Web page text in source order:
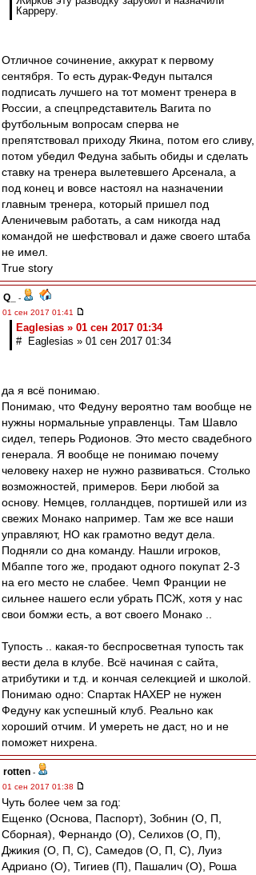
Карреру.
Отличное сочинение, аккурат к первому
сентября. То есть дурак-Федун пытался
подписать лучшего на тот момент тренера в
России, а спецпредставитель Вагита по
футбольным вопросам сперва не
препятствовал приходу Якина, потом его сливу,
потом убедил Федуна забыть обиды и сделать
ставку на тренера вылетевшего Арсенала, а
под конец и вовсе настоял на назначении
главным тренера, который пришел под
Аленичевым работать, а сам никогда над
командой не шефствовал и даже своего штаба
не имел.
True story
Q_
-
01 сен 2017 01:41
Eaglesias » 01 сен 2017 01:34
# Eaglesias » 01 сен 2017 01:34
да я всё понимаю.
Понимаю, что Федуну вероятно там вообще не
нужны нормальные управленцы. Там Шавло
сидел, теперь Родионов. Это место свадебного
генерала. Я вообще не понимаю почему
человеку нахер не нужно развиваться. Столько
возможностей, примеров. Бери любой за
основу. Немцев, голландцев, портишей или из
свежих Монако например. Там же все наши
управляют, НО как грамотно ведут дела.
Подняли со дна команду. Нашли игроков,
Мбаппе того же, продают одного покупат 2-3
на его место не слабее. Чемп Франции не
сильнее нашего если убрать ПСЖ, хотя у нас
свои бомжи есть, а вот своего Монако ..
Тупость .. какая-то беспросветная тупость так
вести дела в клубе. Всё начиная с сайта,
атрибутики и т.д. и кончая селекцией и школой.
Понимаю одно: Спартак НАХЕР не нужен
Федуну как успешный клуб. Реально как
хороший отчим. И умереть не даст, но и не
поможет нихрена.
rotten -
01 сен 2017 01:38
Чуть более чем за год:
Ещенко (Основа, Паспорт), Зобнин (О, П,
Сборная), Фернандо (О), Селихов (О, П),
Джикия (О, П, С), Самедов (О, П, С), Луиз
Адриано (О), Тигиев (П), Пашалич (О), Роша